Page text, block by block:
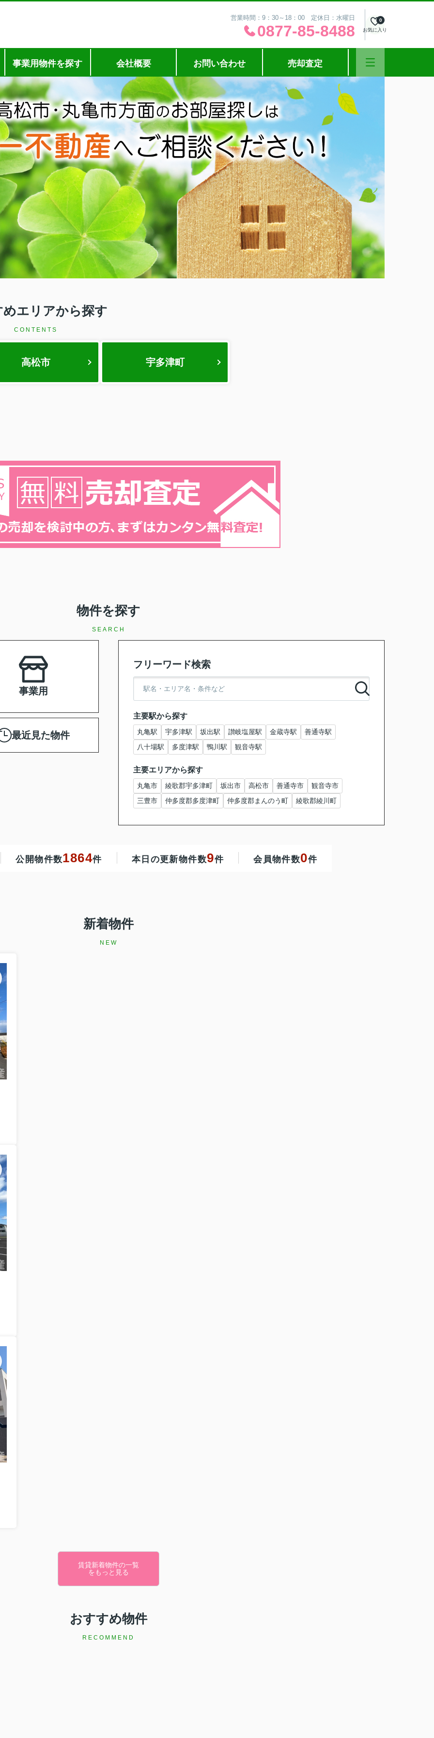
営業時間：9：30～18：00 定休日：水曜日
0877-85-8488 お気に入り
0
事業用物件を探す 会社概要 お問い合わせ 売却査定
エリアから探す
CONTENTS
高松市 宇多津町
物件を探す
SEARCH
事業用
最近見た物件
フリーワード検索
主要駅から探す
丸亀駅 宇多津駅 坂出駅 讃岐塩屋駅 金蔵寺駅
善通寺駅
八十場駅
多度津駅 鴨川駅 観音寺駅
主要エリアから探す
丸亀市 綾歌郡宇多津町 坂出市 高松市 善通寺市
観音寺市
三豊市
仲多度郡多度津町 仲多度郡まんのう町 綾歌郡綾川町
公開物件数1864件 本日の更新物件数9件 会員物件数0件
新着物件
NEW
賃貸新着物件の一覧
をもっと見る
おすすめ物件
RECOMMEND